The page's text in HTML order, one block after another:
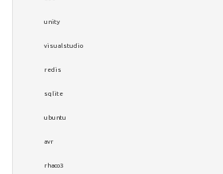
unity
visualstudio
redis
sqlite
ubuntu
avr
rhaco3